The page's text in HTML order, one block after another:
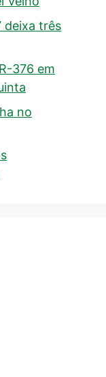
deixa três
376 em
no